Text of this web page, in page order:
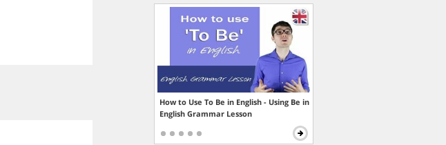
How to Use To Be in English - Using Be in
English Grammar Lesson